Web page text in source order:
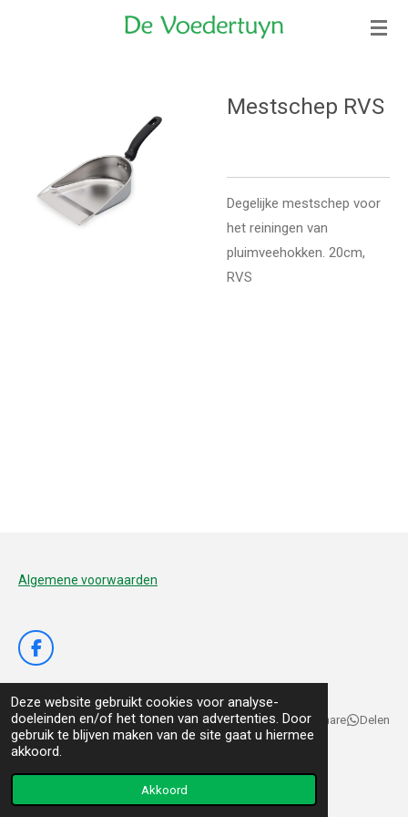
Deze website gebruikt cookies voor analyse-
doeleinden en/of het tonen van advertenties. Door
gebruik te blijven maken van de site gaat u hiermee
akkoord.
Akkoord
Mestschep RVS
Degelijke mestschep voor
het reiningen van
pluimveehokken. 20cm,
RVS
Algemene voorwaarden
F
a
c
e
b
o
o
k
Delen Deel Share Delen
© 2020 - 2026 De Voedertuyn